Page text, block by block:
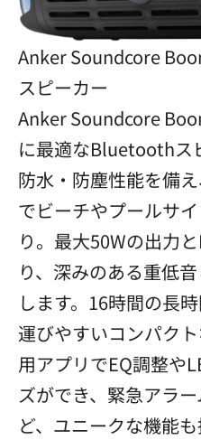
Anker Soundcore
スピーカー
Anker Soundcore
に最適なBluetoothス
防水・防塵性能を備
でビーチやプールサ
り。最大50Wの出力
り、深みのある重低
します。16時間の長
運びやすいコンパク
用アプリでEQ調整や
ズができ、緊急アラ
ど、ユニークな機能